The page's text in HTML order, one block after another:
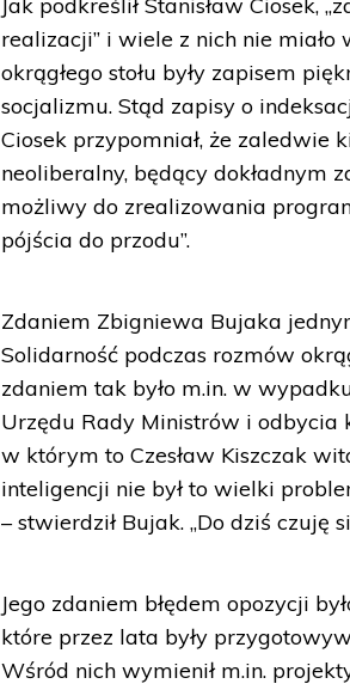
realizacji” i wiele z nich nie miało
okrągłego stołu były zapisem
socjalizmu. Stąd zapisy o
Ciosek przypomniał, że zaledwie
neoliberalny, będący dokładnym
możliwy do zrealizowania
pójścia do przodu”.
Zdaniem Zbigniewa Bujaka
Solidarność podczas rozmów
zdaniem tak było m.in. w
Urzędu Rady Ministrów i odbycia
w którym to Czesław Kiszczak
inteligencji nie był to wielki
– stwierdził Bujak. „Do dziś czuję
Jego zdaniem błędem opozycji
które przez lata były
Wśród nich wymienił m.in.